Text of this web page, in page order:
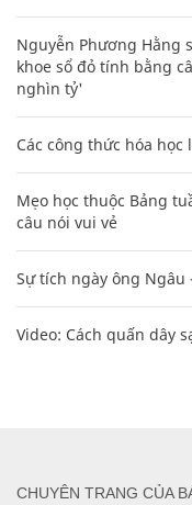
Nguyễn Phương Hằng
khoe sổ đỏ tính bằng
nghìn tỷ'
Các công thức hóa
Mẹo học thuộc Bảng
câu nói vui vẻ
Sự tích ngày ông
Video: Cách quấn dây
CHUYÊN TRANG CỦA